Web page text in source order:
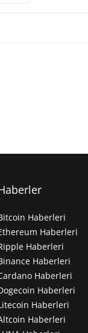
Haberleri
Haberleri
Haberleri
Haberleri
Haberleri
Haberleri
Haberleri
Haberleri